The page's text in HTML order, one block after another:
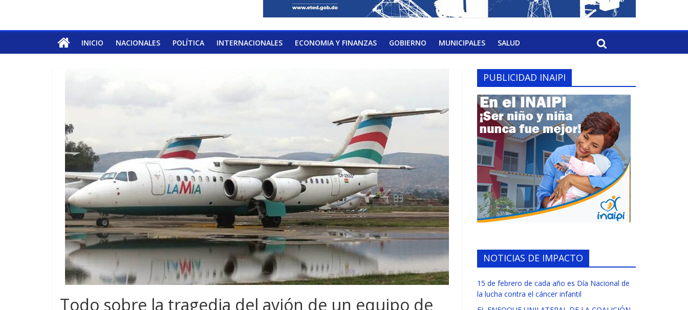
INICIO NACIONALES POLÍTICA INTERNACIONALES ECONOMIA Y FINANZAS GOBIERNO MUNICIPALES SALUD
Todo sobre la tragedia del avión de un equipo de
PUBLICIDAD INAIPI
NOTICIAS DE IMPACTO
15 de febrero de cada año es Día Nacional de
la lucha contra el cáncer infantil